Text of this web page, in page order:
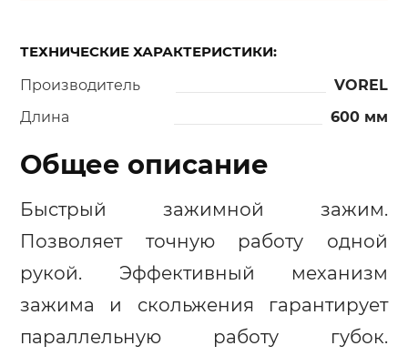
ТЕХНИЧЕСКИЕ ХАРАКТЕРИСТИКИ:
Производитель
VOREL
Длина
600 мм
Общее описание
Быстрый зажимной зажим.
Позволяет точную работу одной
рукой. Эффективный механизм
зажима и скольжения гарантирует
параллельную работу губок.